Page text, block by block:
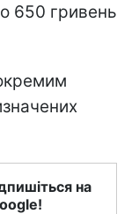
650 гривень
на